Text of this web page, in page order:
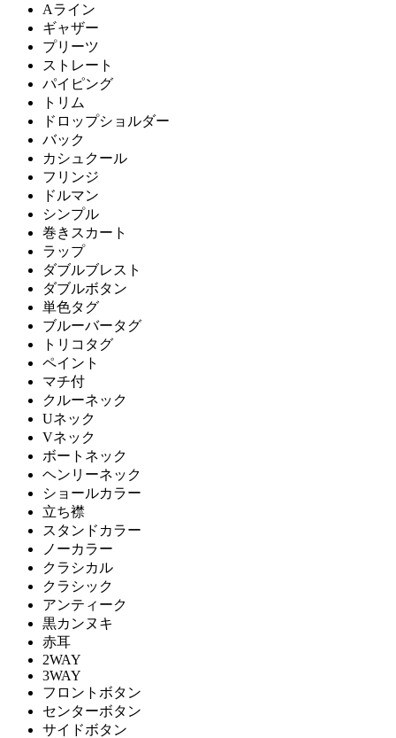
Aライン
ギャザー
プリーツ
ストレート
パイピング
トリム
ドロップショルダー
バック
カシュクール
フリンジ
ドルマン
シンプル
巻きスカート
ラップ
ダブルブレスト
ダブルボタン
単色タグ
ブルーバータグ
トリコタグ
ペイント
マチ付
クルーネック
Uネック
Vネック
ボートネック
ヘンリーネック
ショールカラー
立ち襟
スタンドカラー
ノーカラー
クラシカル
クラシック
アンティーク
黒カンヌキ
赤耳
2WAY
3WAY
フロントボタン
センターボタン
サイドボタン